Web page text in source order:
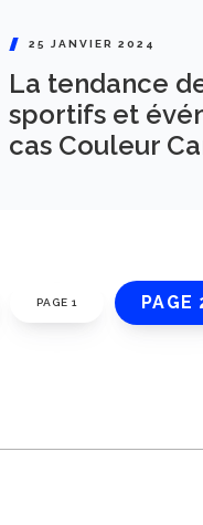
25 JANVIER 2024
La tendance
sportifs et
cas Couleur
PAGE 1 PAGE